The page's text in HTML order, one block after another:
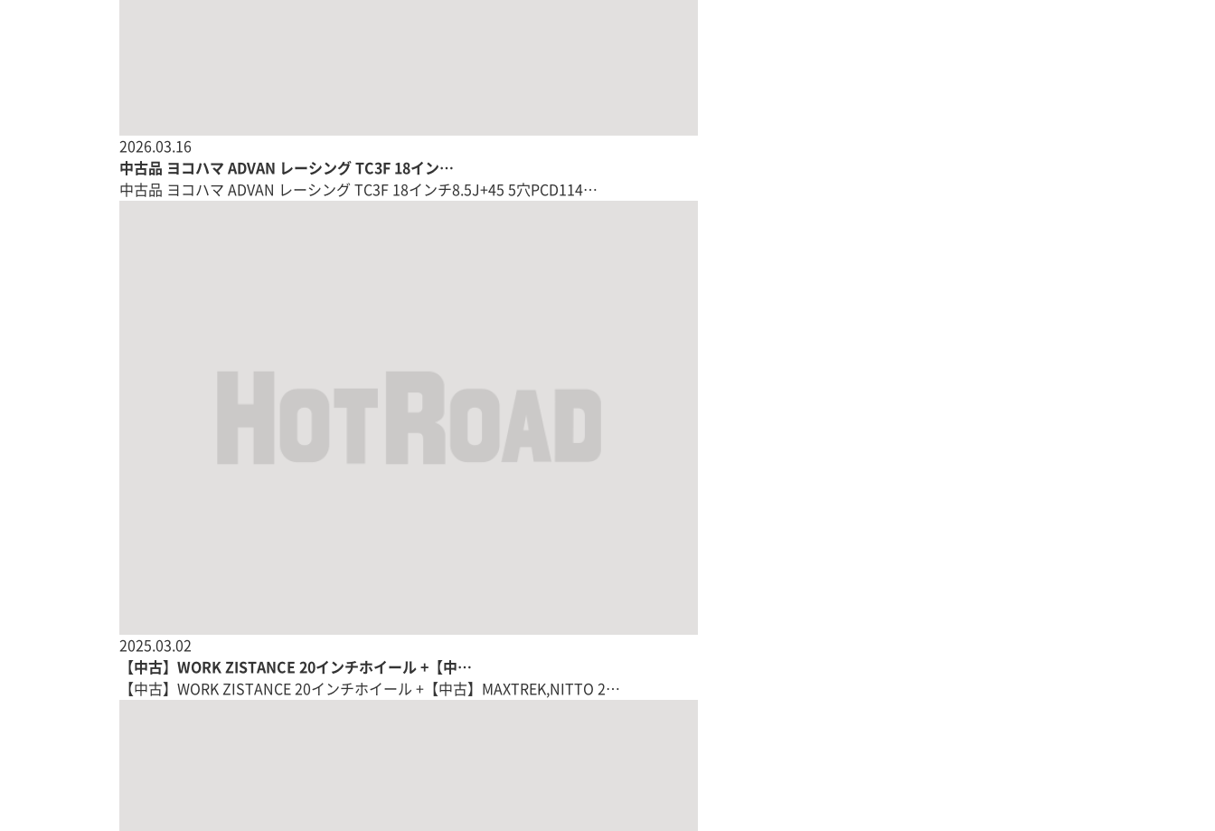
2026.03.16
中古品 ヨコハマ ADVAN レーシング TC3F 18イン…
中古品 ヨコハマ ADVAN レーシング TC3F 18インチ8.5J+45 5穴PCD114…
2025.03.02
【中古】WORK ZISTANCE 20インチホイール +【中…
【中古】WORK ZISTANCE 20インチホイール +【中古】MAXTREK,NITTO 2…